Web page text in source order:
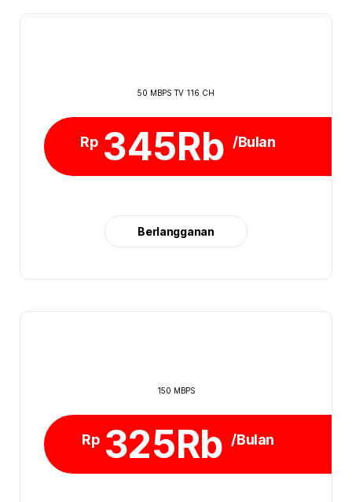
50 MBPS TV 116 CH
Rp 345Rb /Bulan
Berlangganan
150 MBPS
Rp 325Rb /Bulan